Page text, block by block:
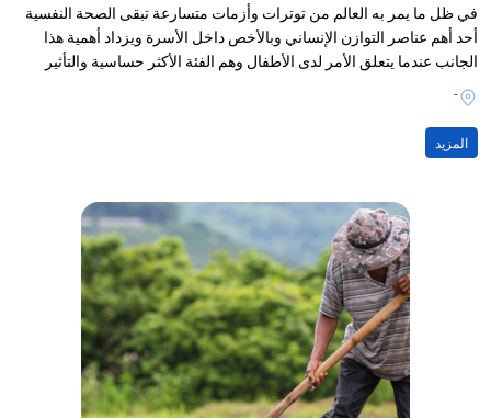
في ظل ما يمر به العالم من توترات وأزمات متسارعة تبقى الصحة النفسية
أحد أهم عناصر التوازن الإنساني وبالأخص داخل الأسرة ويزداد أهمية هذا
الجانب عندما يتعلق الأمر لدى الأطفال وهم الفئة الأكثر حساسية والتأثير
بالمجتمع
-
المزيد